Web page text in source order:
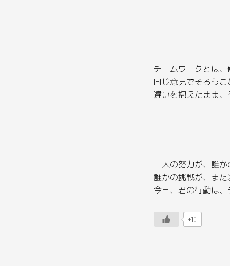
チームワークとは
同じ意見でそろう
違いを抱えたまま
一人の努力が、誰
誰かの挑戦が、ま
今日、君の行動は
+10